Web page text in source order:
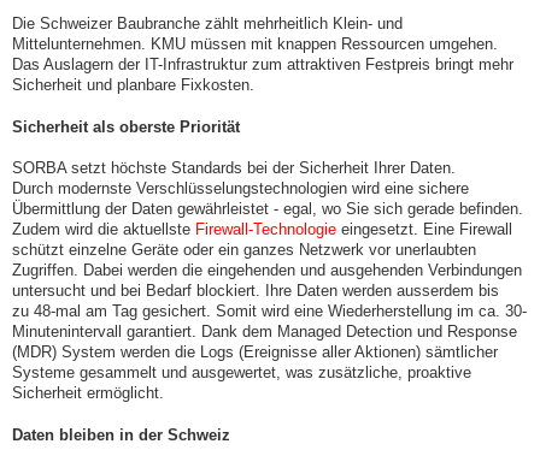
Die Schweizer Baubranche zählt mehrheitlich Klein- und
Mittelunternehmen. KMU müssen mit knappen Ressourcen umgehen.
Das Auslagern der IT-Infrastruktur zum attraktiven Festpreis bringt mehr
Sicherheit und planbare Fixkosten.
Sicherheit als oberste Priorität
SORBA setzt höchste Standards bei der Sicherheit Ihrer Daten.
Durch modernste Verschlüsselungstechnologien wird eine sichere
Übermittlung der Daten gewährleistet - egal, wo Sie sich gerade befinden.
Zudem wird die aktuellste Firewall-Technologie eingesetzt. Eine Firewall
schützt einzelne Geräte oder ein ganzes Netzwerk vor unerlaubten
Zugriffen. Dabei werden die eingehenden und ausgehenden Verbindungen
untersucht und bei Bedarf blockiert. Ihre Daten werden ausserdem bis
zu 48-mal am Tag gesichert. Somit wird eine Wiederherstellung im ca. 30-
Minutenintervall garantiert. Dank dem Managed Detection und Response
(MDR) System werden die Logs (Ereignisse aller Aktionen) sämtlicher
Systeme gesammelt und ausgewertet, was zusätzliche, proaktive
Sicherheit ermöglicht.
Daten bleiben in der Schweiz